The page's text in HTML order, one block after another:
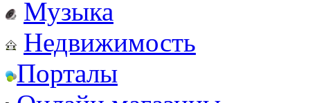
Музыка
Недвижимость
Порталы